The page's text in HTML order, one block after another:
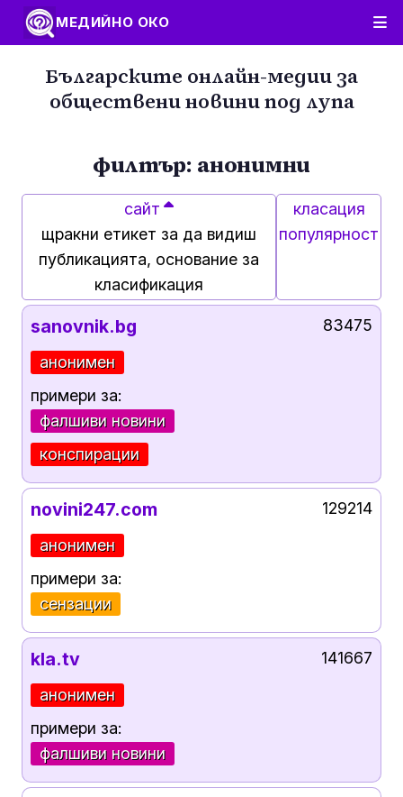
МЕДИЙНО ОКО
Българските онлайн-медии за
обществени новини под лупа
филтър: анонимни
сайт
щракни етикет за да видиш
публикацията, основание за
класификация
класация
популярност
sanovnik.bg
анонимен
примери за:
фалшиви новини
конспирации
83475
novini247.com
анонимен
примери за:
сензации
129214
kla.tv
анонимен
примери за:
фалшиви новини
141667